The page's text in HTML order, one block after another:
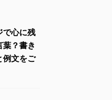
で心に残
葉？書き
例文をご